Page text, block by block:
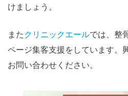
けましょう。
また クリニックエールでは、整
ページ集客支援をしています。
お問い合わせください。